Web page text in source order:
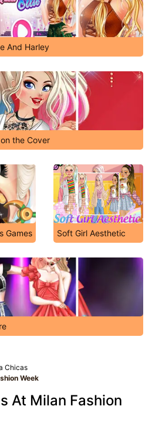
And Harley
the Cover
Games Soft Girl Aesthetic
Chicas
Week
At Milan Fashion